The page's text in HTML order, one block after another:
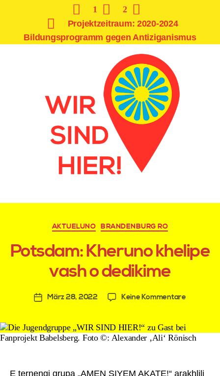
1
2
Projektzeitraum: 2020-2024
Bildungsprogramm gegen Antiziganismus
AKTUELUNO BRANDENBURG RO
Potsdam: Kheruno khelipe
vash o dedikime
B
W
ir
Si
n
Hi
A
d
März 28, 2022 Keine Kommentare
E ternengi grupa „AMEN SIYEM AKATE!“ arakhlili